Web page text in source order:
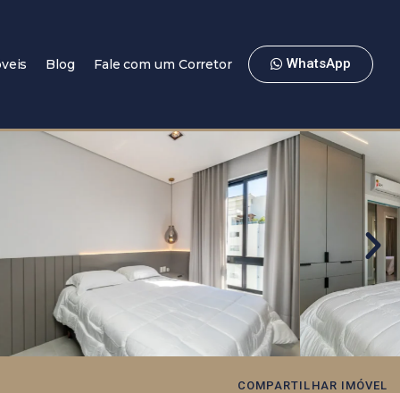
Blog Fale com um Corretor WhatsApp
COMPARTILHAR IMÓVEL